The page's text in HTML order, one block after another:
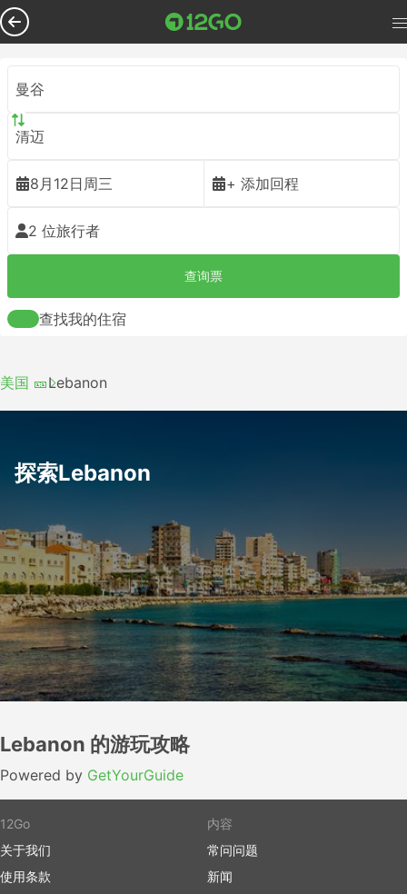
曼谷
清迈
8月12日周三 + 添加回程
2 位旅行者
查询票
查找我的住宿
美国 🎫Lebanon
探索Lebanon
Lebanon 的游玩攻略
Powered by GetYourGuide
12Go
关于我们
使用条款
内容
常问问题
新闻